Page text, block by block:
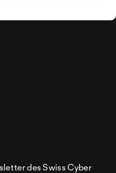
des Swiss Cyber